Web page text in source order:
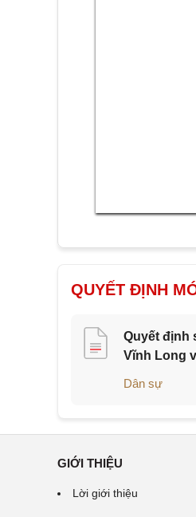
QUYẾT ĐỊNH
Quyết định
Vĩnh Long
Dân sự
GIỚI THIỆU
Lời giới thiệu